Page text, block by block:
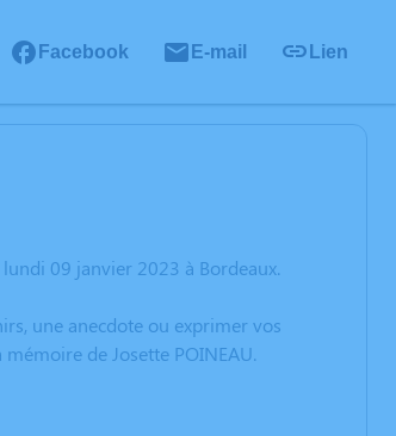
Facebook E-mail Lien
09 janvier 2023 à Bordeaux.
une anecdote ou exprimer vos
de Josette POINEAU.